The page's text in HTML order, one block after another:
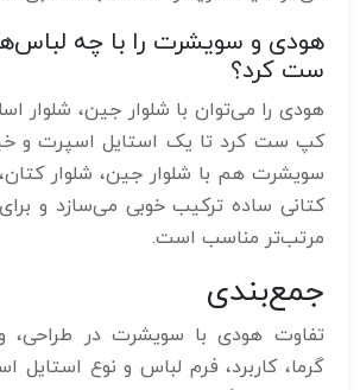
هودی و سویشرت را با چه
ست کرد؟
هودی را می‌توان با شلوار جین، شلوار
کپ ست کرد تا یک استایل اسپرت و
سویشرت هم با شلوار جین، شلوار
کتانی ساده ترکیب خوبی می‌سازد و
مرتب‌تر مناسب است.
جمع‌بندی
تفاوت هودی با سویشرت در طراحی،
گرما، کاربرد، فرم لباس و نوع استایل